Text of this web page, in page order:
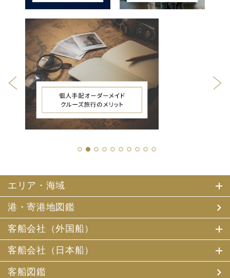
1 2 3 4 5 6 7 8 9 10
エリア・海域
港・寄港地図鑑
客船会社（外国船）
客船会社（日本船）
客船図鑑